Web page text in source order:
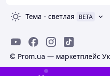
Тема - светлая BETA
© Prom.ua — маркетплейс